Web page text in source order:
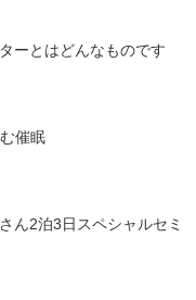
ーとはどんなものです
催眠
ん2泊3日スペシャルセミ